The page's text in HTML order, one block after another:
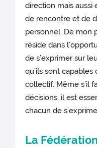
direction mais aussi
de rencontre et de
personnel. De mon
réside dans
de s’exprimer sur
qu’ils sont
collectif. Même s’il
décisions, il est
chacun de
La